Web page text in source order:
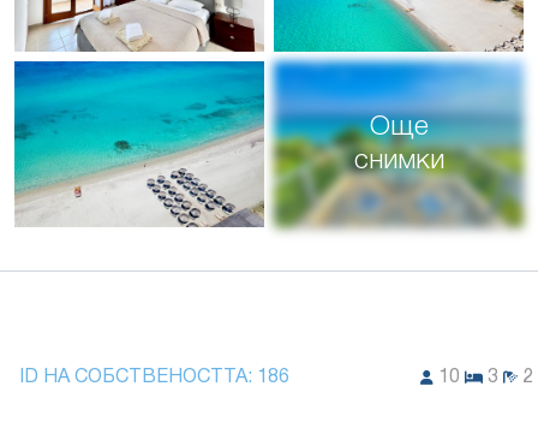
Още
снимки
ID НА СОБСТВЕНОСТТА: 186 10 3 2